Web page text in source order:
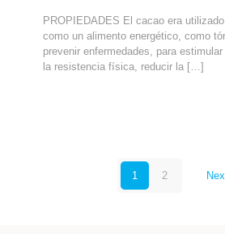
PROPIEDADES El cacao era
como un alimento energético, como
prevenir enfermedades, para
la resistencia física, reducir la […]
1 2